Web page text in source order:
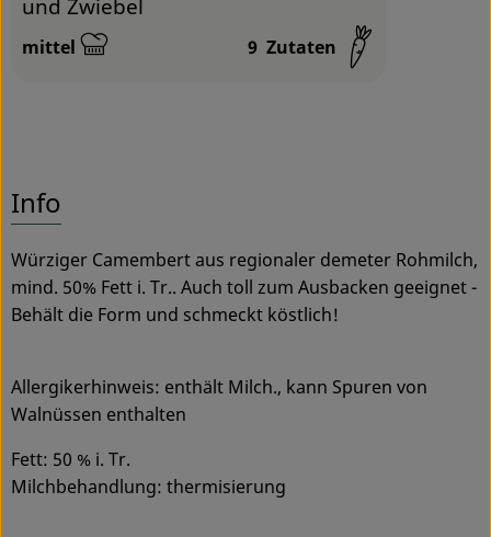
und Zwiebel
Schwierigkeit:
mittel 9 Zutaten
Info
Würziger Camembert aus regionaler demeter Rohmilch,
mind. 50% Fett i. Tr.. Auch toll zum Ausbacken geeignet -
Behält die Form und schmeckt köstlich!
Allergikerhinweis: enthält Milch., kann Spuren von
Walnüssen enthalten
Fett: 50 % i. Tr.
Milchbehandlung: thermisierung